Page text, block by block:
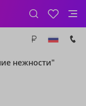
нежности"